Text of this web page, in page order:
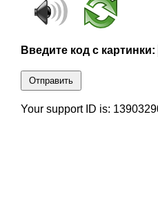
Введите код с картинки:
Отправить
Your support ID is: